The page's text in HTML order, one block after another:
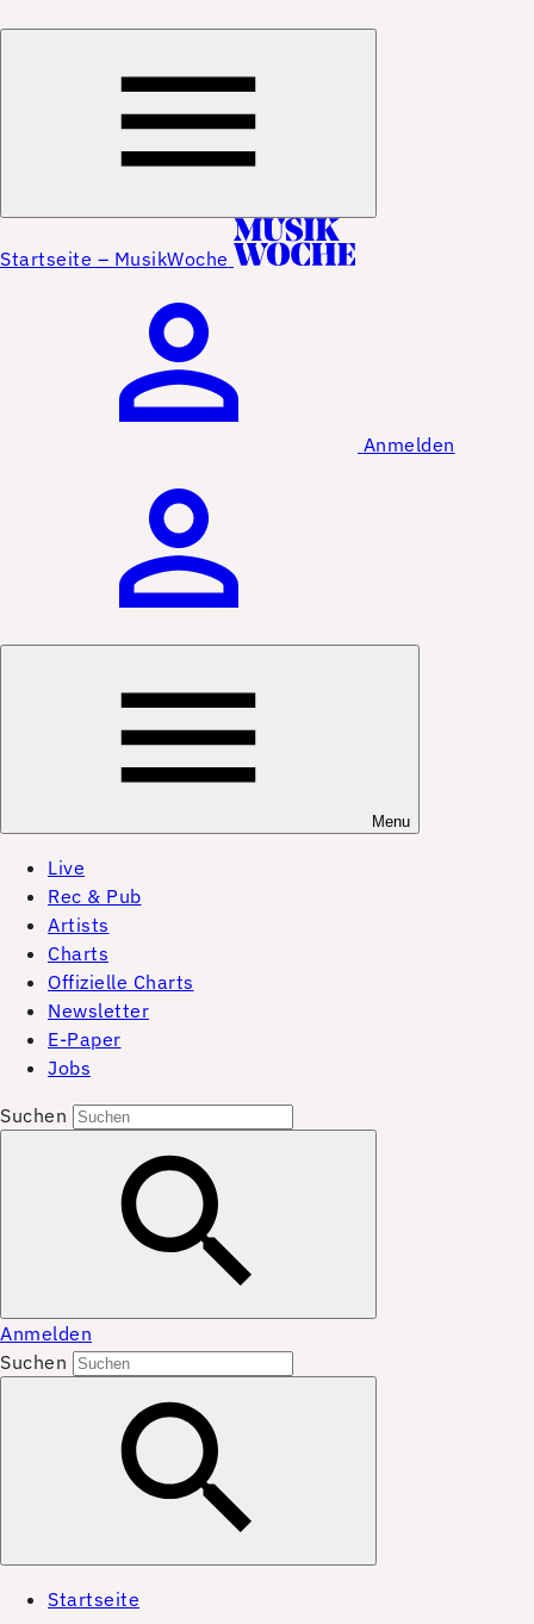
Startseite – MusikWoche
Anmelden
Menu
Live
Rec & Pub
Artists
Charts
Offizielle Charts
Newsletter
E-Paper
Jobs
Suchen
Anmelden
Suchen
Startseite